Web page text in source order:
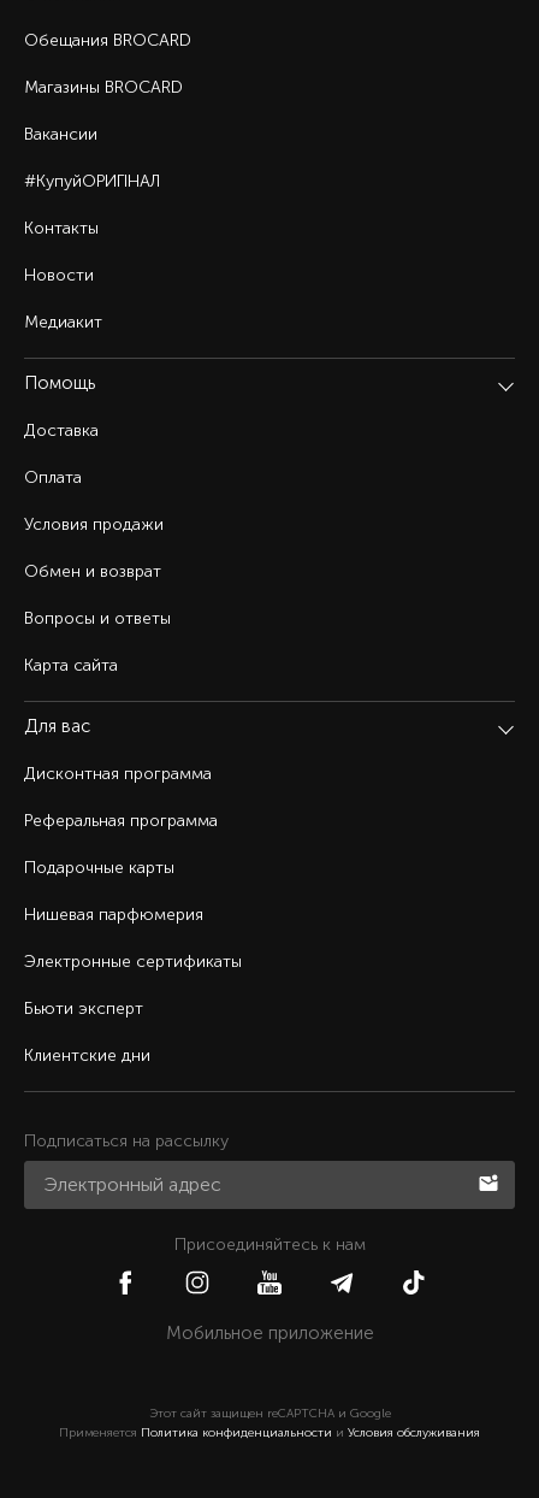
Обещания BROCARD
Магазины BROCARD
Вакансии
#КупуйОРИГІНАЛ
Контакты
Новости
Медиакит
Помощь
Доставка
Оплата
Условия продажи
Обмен и возврат
Вопросы и ответы
Карта сайта
Для вас
Дисконтная программа
Реферальная программа
Подарочные карты
Нишевая парфюмерия
Электронные сертификаты
Бьюти эксперт
Клиентские дни
Подписаться на рассылку
Присоединяйтесь к нам
Мобильное приложение
Этот сайт защищен reCAPTCHA и Google
Применяется Политика конфиденциальности и Условия обслуживания